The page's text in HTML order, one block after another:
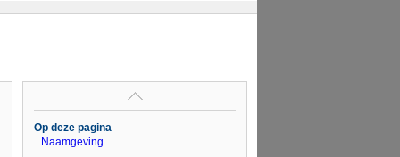
Op deze pagina
Naamgeving